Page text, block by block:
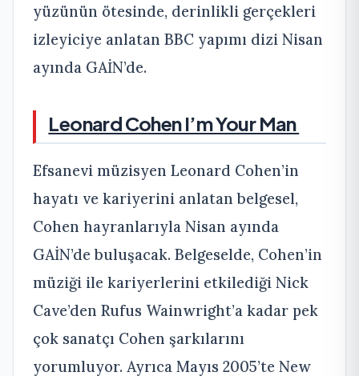
yüzünün ötesinde, derinlikli gerçekleri
izleyiciye anlatan BBC yapımı dizi Nisan
ayında GAİN’de.
Leonard Cohen I’m Your Man
Efsanevi müzisyen Leonard Cohen’in
hayatı ve kariyerini anlatan belgesel,
Cohen hayranlarıyla Nisan ayında
GAİN’de buluşacak. Belgeselde, Cohen’in
müziği ile kariyerlerini etkilediği Nick
Cave’den Rufus Wainwright’a kadar pek
çok sanatçı Cohen şarkılarını
yorumluyor. Ayrıca Mayıs 2005’te New